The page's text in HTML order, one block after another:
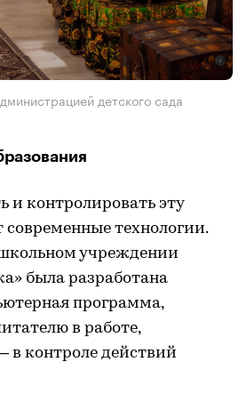
детского сада
и контролировать эту
современные технологии.
учреждении
была разработана
программа,
в работе,
в контроле действий